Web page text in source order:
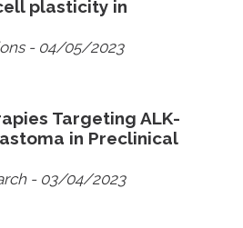
plasticity in
- 04/05/2023
Targeting ALK-
in Preclinical
- 03/04/2023